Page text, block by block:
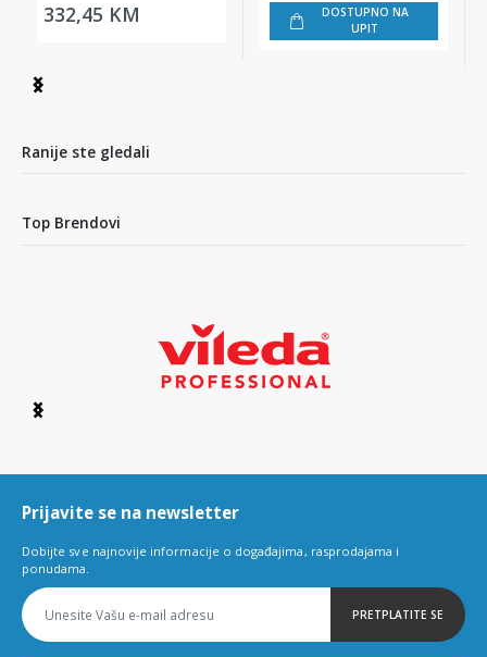
332,45 KM
DOSTUPNO NA
UPIT
Item
4
Ranije ste gledali
Top Brendovi
Item
6
Prijavite se na newsletter
Dobijte sve najnovije informacije o događajima, rasprodajama i
ponudama.
PRETPLATITE SE